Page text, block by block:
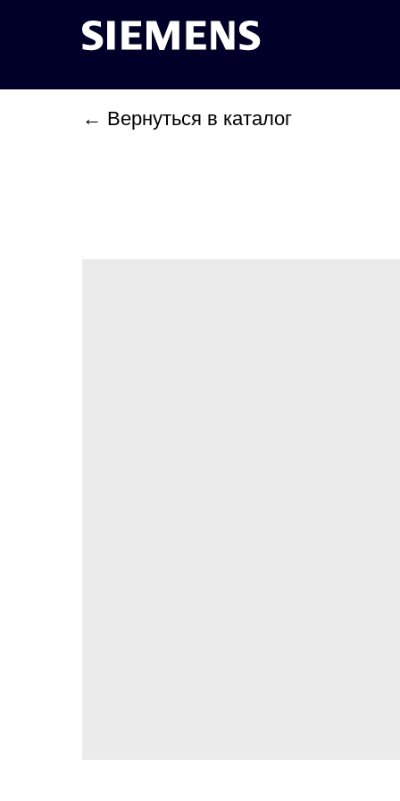
← Вернуться в каталог